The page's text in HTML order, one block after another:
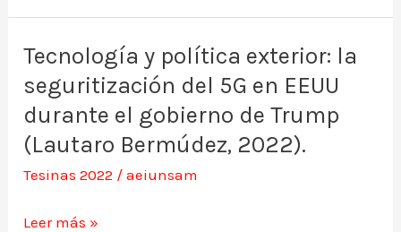
diplomacia
cultural
rusa
en
Argentina,
2021-
(Azul
Tecnología y política exterior: la
seguritización del 5G en EEUU
durante el gobierno de Trump
(Lautaro Bermúdez, 2022).
Tesinas 2022 /aeiunsam
Tecnología
y
política
exterior:
del
Leer más »